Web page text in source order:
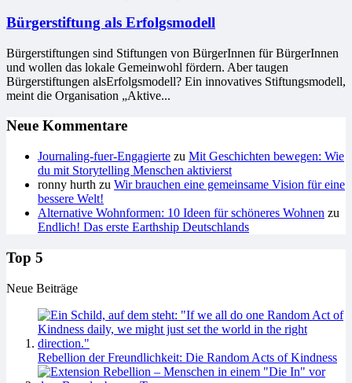
Bürgerstiftung als Erfolgsmodell
Bürgerstiftungen sind Stiftungen von BürgerInnen für BürgerInnen
und wollen das lokale Gemeinwohl fördern. Aber taugen
Bürgerstiftungen alsErfolgsmodell? Ein innovatives Stiftungsmodell,
meint die Organisation „Aktive...
Neue Kommentare
Journaling-fuer-Engagierte zu Mit Geschichten bewegen: Wie
du mit Storytelling Menschen aktivierst
ronny hurth zu Wir brauchen eine gemeinsame Vision für eine
bessere Welt!
Alternative Wohnformen: 10 Ideen für schöneres Wohnen zu
Endlich! Das erste Earthship Deutschlands
Top 5
Neue Beiträge
Rebellion der Freundlichkeit: Die Random Acts of Kindness